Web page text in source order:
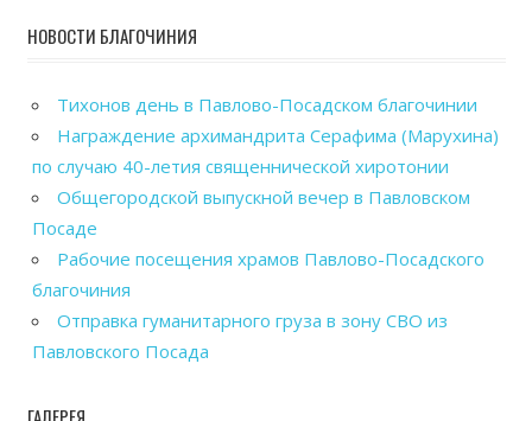
НОВОСТИ БЛАГОЧИНИЯ
Тихонов день в Павлово-Посадском благочинии
Награждение архимандрита Серафима (Марухина)
по случаю 40-летия священнической хиротонии
Общегородской выпускной вечер в Павловском
Посаде
Рабочие посещения храмов Павлово-Посадского
благочиния
Отправка гуманитарного груза в зону СВО из
Павловского Посада